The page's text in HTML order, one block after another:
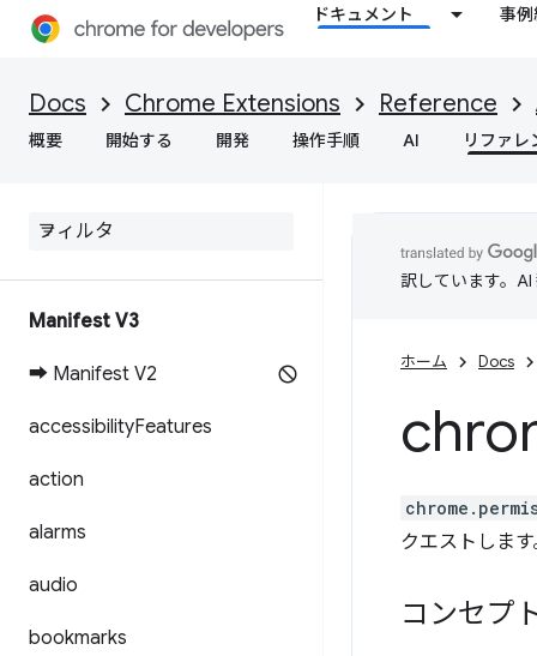
ドキュメント 事
Docs Chrome Extensions Reference
概要 開始する 開発 操作手順 AI リファレ
Manifest V3
➡ Manifest V2
accessibilityFeatures
action
alarms
audio
bookmarks
訳しています。
ホーム Docs
クエストしま
コンセプ